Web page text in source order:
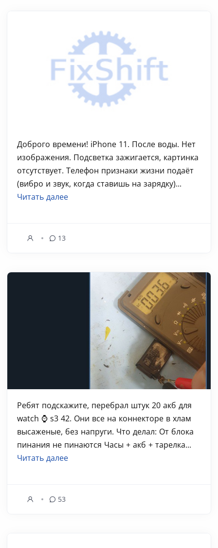
Доброго времени! iPhone 11. После воды. Нет
изображения. Подсветка зажигается, картинка
отсутствует. Телефон признаки жизни подаёт
(вибро и звук, когда ставишь на зарядку)...
Читать далее
13
Ребят подскажите, перебрал штук 20 акб для
watch ⌚ s3 42. Они все на коннекторе в хлам
высаженые, без напруги. Что делал: От блока
пинания не пинаются Часы + акб + тарелка...
Читать далее
53